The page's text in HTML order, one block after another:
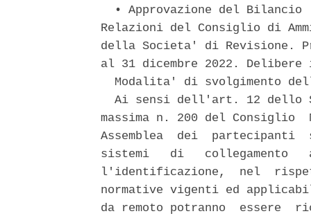
• Approvazione del Bilancio
Relazioni del Consiglio di
della Societa' di Revisione.
al 31 dicembre 2022.
Modalita' di svolgimento
Ai sensi dell'art. 12 dello
massima n. 200 del
Assemblea  dei
sistemi   di   collegamento
l'identificazione,  nel
normative vigenti ed
da remoto potranno